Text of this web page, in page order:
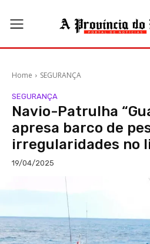
Home SEGURANÇA
SEGURANÇA
Navio-Patrulha
apresa barco de
irregularidades no
19/04/2025